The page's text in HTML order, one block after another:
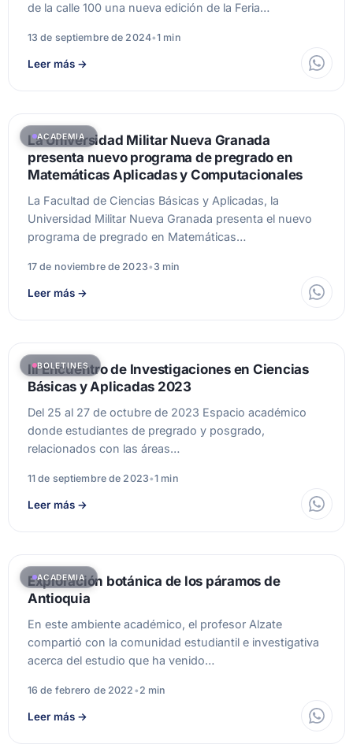
de la calle 100 una nueva edición de la Feria…
13 de septiembre de 2024•1 min
Leer más →
ACADEMIA
La Universidad Militar Nueva Granada
presenta nuevo programa de pregrado en
Matemáticas Aplicadas y Computacionales
La Facultad de Ciencias Básicas y Aplicadas, la
Universidad Militar Nueva Granada presenta el nuevo
programa de pregrado en Matemáticas…
17 de noviembre de 2023• 3 min
Leer más →
BOLETINES
III Encuentro de Investigaciones en Ciencias
Básicas y Aplicadas 2023
Del 25 al 27 de octubre de 2023 Espacio académico
donde estudiantes de pregrado y posgrado,
relacionados con las áreas…
11 de septiembre de 2023•1 min
Leer más →
ACADEMIA
Exploración botánica de los páramos de
Antioquia
En este ambiente académico, el profesor Alzate
compartió con la comunidad estudiantil e investigativa
acerca del estudio que ha venido…
16 de febrero de 2022 • 2 min
Leer más →